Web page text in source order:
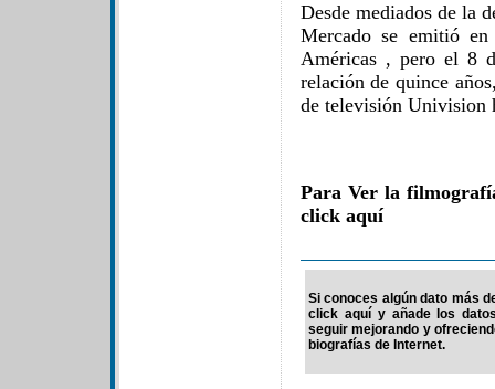
Desde mediados de la
Mercado se emitió
Américas , pero el 8
relación de quince
de televisión Univision
Para Ver la
click aquí
Si conoces algún dato más
click aquí y añade los
seguir mejorando y
biografías de Internet.